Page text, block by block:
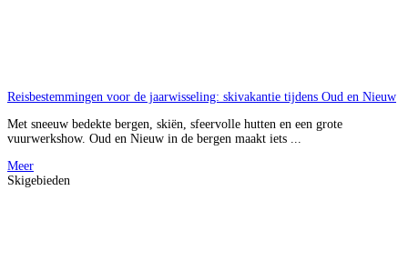
Reisbestemmingen voor de jaarwisseling: skivakantie tijdens Oud en Nieuw
Met sneeuw bedekte bergen, skiën, sfeervolle hutten en een grote
vuurwerkshow. Oud en Nieuw in de bergen maakt iets ...
Meer
Skigebieden